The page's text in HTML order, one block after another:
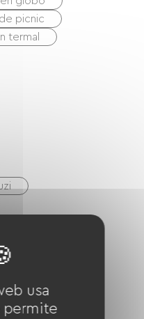
picnic
termal
Lavavajillas
usa
permite